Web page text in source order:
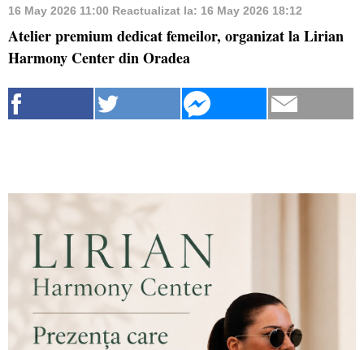
16 May 2026 11:00 Reactualizat la: 16 May 2026 18:12
Atelier premium dedicat femeilor, organizat la Lirian
Harmony Center din Oradea